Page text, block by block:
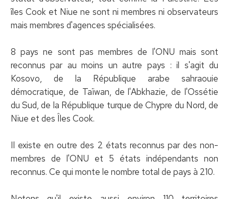
îles Cook et Niue ne sont ni membres ni observateurs
mais membres d'agences spécialisées.
8 pays ne sont pas membres de l'ONU mais sont
reconnus par au moins un autre pays : il s'agit du
Kosovo, de la République arabe sahraouie
démocratique, de Taïwan, de l'Abkhazie, de l'Ossétie
du Sud, de la République turque de Chypre du Nord, de
Niue et des Îles Cook.
Il existe en outre des 2 états reconnus par des non-
membres de l'ONU et 5 états indépendants non
reconnus. Ce qui monte le nombre total de pays à 210.